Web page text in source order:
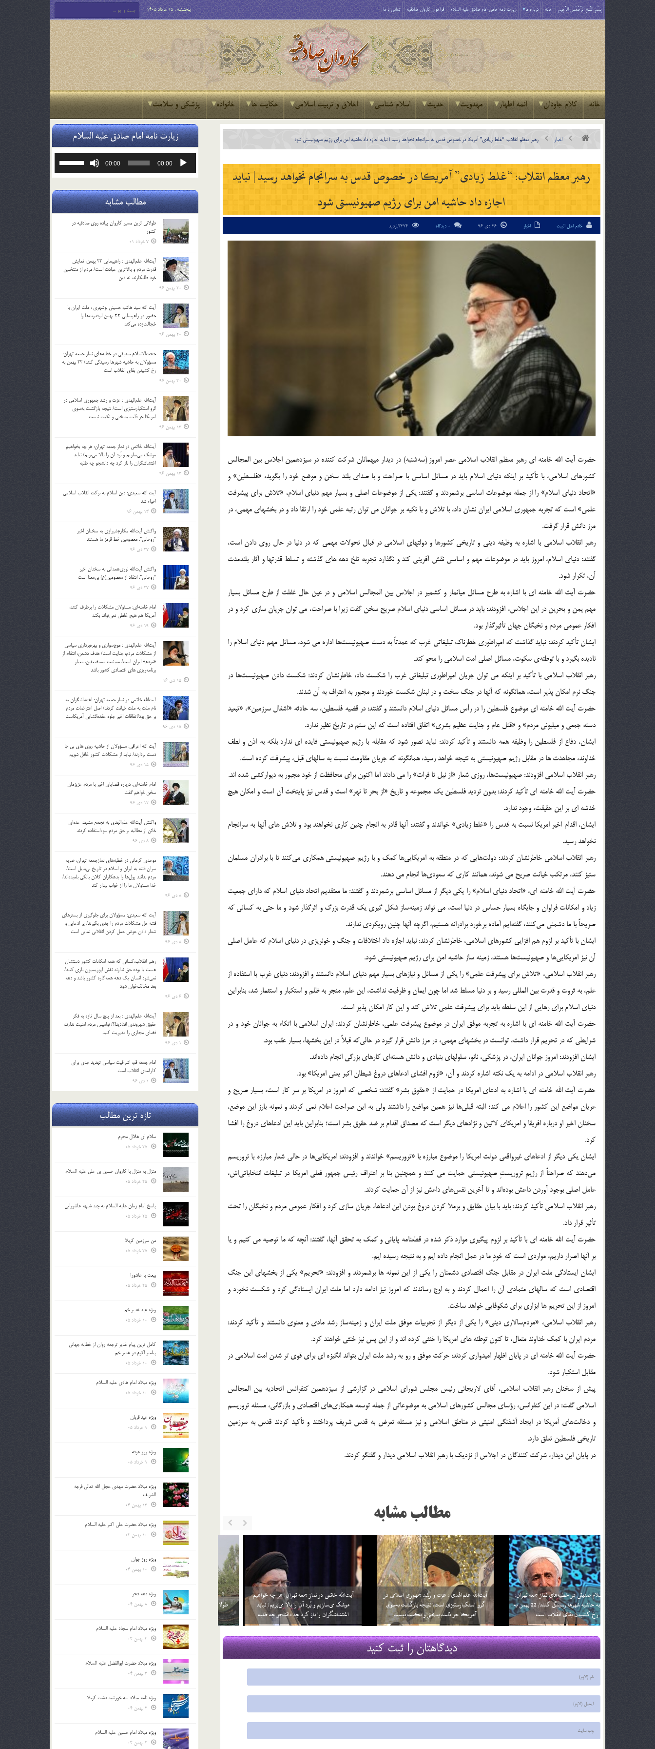
بِسْمِ اللَّـهِ الرَّحْمَـٰنِ الرَّحِيمِ خانه درباره ما زیارت نامه خاص امام صادق علیه السلام فراخوان کاروان صادقیه تماس با ما پنجشنبه , 15 مرداد 1405
خانه کلام جاودان ائمه اطهار مهدویت حدیث اسلام شناسی اخلاق و تربیت اسلامی حکایت ها خانواده پزشکی و سلامت
اخبار رهبر معظم انقلاب: “غلط زیادی” آمریکا در خصوص قدس به سرانجام نخواهد رسید | نباید اجازه داد حاشیه امن برای رژیم صهیونیستی شود
رهبر معظم انقلاب: “غلط زیادی” آمریکا در خصوص قدس به سرانجام نخواهد رسید | نباید
اجازه داد حاشیه امن برای رژیم صهیونیستی شود
خادم اهل البیت اخبار 0 دیدگاه
حضرت آیت الله خامنه ای رهبر معظم انقلاب اسلامی عصر امروز (سه‌شنبه) در دیدار میهمانان شرکت کننده در سیزدهمین اجلاس بین المجالس
کشورهای اسلامی، با تأکید بر اینکه دنیای اسلام باید در مسائل اساسی با صراحت و با صدای بلند سخن و موضع خود را بگوید، «فلسطین» و
«اتحاد دنیای اسلام» را از جمله موضوعات اساسی برشمردند و گفتند: یکی از موضوعات اصلی و بسیار مهم دنیای اسلام، «تلاش برای پیشرفت
علمی» است که تجربه جمهوری اسلامی ایران نشان داد، با تلاش و با تکیه بر جوانان می توان رتبه علمی خود را ارتقا داد و در بخشهای مهمی، در
مرز دانش قرار گرفت.
رهبر انقلاب اسلامی با اشاره به وظیفه دینی و تاریخی کشورها و دولتهای اسلامی در قبال تحولات مهمی که در دنیا در حال روی دادن است،
گفتند: دنیای اسلام، امروز باید در موضوعات مهم و اساسی نقش آفرینی کند و نگذارد تجربه تلخ دهه های گذشته و تسلط قدرتها و آثار بلندمدت
آن، تکرار شود.
حضرت آیت الله خامنه ای با اشاره به طرح مسائل میانمار و کشمیر در اجلاس بین المجالس اسلامی و در عین حال غفلت از طرح مسائل بسیار
مهم یمن و بحرین در این اجلاس، افزودند: باید در مسائل اساسی دنیای اسلام صریح سخن گفت زیرا با صراحت، می توان جریان سازی کرد و در
افکار عمومی مردم و نخبگان جهان تأثیرگذار بود.
ایشان تأکید کردند: نباید گذاشت که امپراطوری خطرناک تبلیغاتی غرب که عمدتاً به دست صهیونیست‌ها اداره می شود، مسائل مهم دنیای اسلام را
نادیده بگیرد و با توطئه‌ی سکوت، مسائل اصلی امت اسلامی را محو کند.
رهبر انقلاب اسلامی با تأکید بر اینکه می توان جریان امپراطوری تبلیغاتی غرب را شکست داد، خاطرنشان کردند: شکست دادن صهیونیست‌ها در
جنگ نرم امکان پذیر است، همانگونه که آنها در جنگ سخت و در لبنان شکست خوردند و مجبور به اعتراف به آن شدند.
حضرت آیت الله خامنه ای موضوع فلسطین را در رأس مسائل دنیای اسلام دانستند و گفتند: در قضیه فلسطین، سه حادثه «اشغال سرزمین»، «تبعید
دسته جمعی و میلیونی مردم» و «قتل عام و جنایت عظیم بشری» اتفاق افتاده است که این ستم در تاریخ نظیر ندارد.
ایشان، دفاع از فلسطین را وظیفه همه دانستند و تأکید کردند: نباید تصور شود که مقابله با رژیم صهیونیستی فایده ای ندارد بلکه به اذن و لطف
خداوند، مجاهدت ها در مقابل رژیم صهیونیستی به نتیجه خواهد رسید، همانگونه که جریان مقاومت نسبت به سالهای قبل، پیشرفت کرده است.
رهبر انقلاب اسلامی افزودند: صهیونیست‌ها، روزی شعار «از نیل تا فرات» را می دادند اما اکنون برای محافظت از خود مجبور به دیوارکشی شده اند.
حضرت آیت الله خامنه ای تأکید کردند: بدون تردید فلسطین یک مجموعه و تاریخ «از بحر تا نهر» است و قدس نیز پایتخت آن است و امکان هیچ
خدشه ای بر این حقیقت، وجود ندارد.
ایشان، اقدام اخیر امریکا نسبت به قدس را «غلط زیادی» خواندند و گفتند: آنها قادر به انجام چنین کاری نخواهند بود و تلاش های آنها به سرانجام
نخواهد رسید.
رهبر انقلاب اسلامی خاطرنشان کردند: دولت‌هایی که در منطقه به امریکایی‌ها کمک و با رژیم صهیونیستی همکاری می‌کنند تا با برادران مسلمان
ستیز کنند، مرتکب خیانت صریح می شوند، همانند کاری که سعودی‌ها انجام می دهند.
حضرت آیت الله خامنه ای، «اتحاد دنیای اسلام» را یکی دیگر از مسائل اساسی برشمردند و گفتند: ما معتقدیم اتحاد دنیای اسلام که دارای جمعیت
زیاد و امکانات فراوان و جایگاه بسیار حساس در دنیا است، می تواند زمینه‌ساز شکل گیری یک قدرت بزرگ و اثرگذار شود و ما حتی به کسانی که
صریحاً با ما دشمنی می‌کنند، گفته‌ایم آماده برخورد برادرانه هستیم، اگرچه آنها چنین رویکردی ندارند.
ایشان با تأکید بر لزوم هم افزایی کشورهای اسلامی، خاطرنشان کردند: نباید اجازه داد اختلافات و جنگ و خونریزی در دنیای اسلام که عامل اصلی
آن نیز امریکایی‌ها و صهیونیست‌ها هستند، زمینه ساز حاشیه امن برای رژیم صهیونیستی شود.
رهبر انقلاب اسلامی، «تلاش برای پیشرفت علمی» را یکی از مسائل و نیازهای بسیار مهم دنیای اسلام دانستند و افزودند: دنیای غرب با استفاده از
علم، به ثروت و قدرت بین المللی رسید و بر دنیا مسلط شد اما چون ایمان و ظرفیت نداشت، این علم، منجر به ظلم و استکبار و استثمار شد، بنابراین
دنیای اسلام برای رهایی از این سلطه باید برای پیشرفت علمی تلاش کند و این کار امکان پذیر است.
حضرت آیت الله خامنه ای با اشاره به تجربه موفق ایران در موضوع پیشرفت علمی، خاطرنشان کردند: ایران اسلامی با اتکاء به جوانان خود و در
شرایطی که در تحریم قرار داشت، توانست در بخشهای مهمی، در مرز دانش قرار گیرد در حالی‌که قبلاً در این بخشها، بسیار عقب بود.
ایشان افزودند: امروز جوانان ایران، در پزشکی، نانو، سلولهای بنیادی و دانش هسته‌ای کارهای بزرگی انجام داده‌اند.
رهبر انقلاب اسلامی در ادامه به یک نکته اشاره کردند و آن، «لزوم افشای ادعاهای دروغ شیطان اکبر یعنی امریکا» بود.
حضرت آیت الله خامنه ای با اشاره به ادعای امریکا در حمایت از «حقوق بشر» گفتند: شخصی که امروز در امریکا بر سر کار است، بسیار صریح و
عریان مواضع این کشور را اعلام می کند؛ البته قبلی‌ها نیز همین مواضع را داشتند ولی به این صراحت اعلام نمی کردند و نمونه بارز این موضع،
سخنان اخیر او درباره افریقا و امریکای لاتین و نژادهای دیگر است که مصداق اقدام بر ضد حقوق بشر است؛ بنابراین باید این ادعاهای دروغ را افشا
کرد.
ایشان یکی دیگر از ادعاهای غیرواقعی دولت امریکا را موضوع مبارزه با «تروریسم» خواندند و افزودند: امریکایی‌ها در حالی شعار مبارزه با تروریسم
می‌دهند که صراحتاً از رژیمِ تروریستِ صهیونیستی حمایت می کنند و همچنین بنا بر اعتراف رئیس جمهور فعلی امریکا در تبلیغات انتخاباتی‌اش،
عامل اصلی بوجود آوردن داعش بوده‌اند و تا آخرین نفس‌های داعش نیز از آن حمایت کردند.
رهبر انقلاب اسلامی تأکید کردند: باید با بیان حقایق و برملا کردن دروغ بودن این ادعاها، جریان سازی کرد و افکار عمومی مردم و نخبگان را تحت
تأثیر قرار داد.
حضرت آیت الله خامنه ای با تأکید بر لزوم پیگیری موارد ذکر شده در قطعنامه پایانی و کمک به تحقق آنها، گفتند: آنچه که ما توصیه می کنیم و یا
بر آنها اصرار داریم، مواردی است که خودِ ما در عمل انجام داده ایم و به نتیجه رسیده ایم.
ایشان ایستادگی ملت ایران در مقابل جنگ اقتصادی دشمنان را یکی از این نمونه ها برشمردند و افزودند: «تحریم» یکی از بخشهای این جنگ
اقتصادی است که سالهای متمادی آن را اعمال کردند و به اوج رساندند که امروز نیز ادامه دارد اما ملت ایران ایستادگی کرد و شکست نخورد و
امروز از این تحریم ها ابزاری برای شکوفایی خواهد ساخت.
رهبر انقلاب اسلامی، «مردم‌سالاری دینی» را یکی از دیگر از تجربیات موفق ملت ایران و زمینه‌ساز رشد مادی و معنوی دانستند و تأکید کردند:
مردم ایران با کمک خداوند متعال، تا کنون توطئه های امریکا را خنثی کرده اند و از این پس نیز خنثی خواهند کرد.
حضرت آیت الله خامنه ای در پایان اظهار امیدواری کردند: حرکت موفق و رو به رشد ملت ایران بتواند انگیزه ای برای قوی تر شدن امت اسلامی در
مقابل استکبار شود.
پیش از سخنان رهبر انقلاب اسلامی، آقای لاریجانی رئیس مجلس شورای اسلامی در گزارشی از سیزدهمین کنفرانس اتحادیه بین المجالس
اسلامی گفت: در این کنفرانس، رؤسای مجالس کشورهای اسلامی به موضوعاتی از جمله توسعه همکاری‌های اقتصادی و بازرگانی، مسئله تروریسم
و دخالت‌های آمریکا در ایجاد آشفتگی امنیتی در مناطق اسلامی و نیز مسئله تعرض به قدس شریف پرداختند و تأکید کردند قدس به سرزمین
تاریخی فلسطین تعلق دارد.
در پایان این دیدار، شرکت کنندگان در اجلاس از نزدیک با رهبر انقلاب اسلامی دیدار و گفتگو کردند.
مطالب مشابه
حجت‌الاسلام صدیقی در خطبه‌های نماز جمعه تهران:
مسؤولان به حاشیه شهرها رسیدگی کنند/ 22 بهمن به
رخ کشیدن بقای انقلاب است
20 بهمن 96
آیت‌الله علم‌الهدی : عزت و رشد جمهوری اسلامی در
گرو استکبارستیزی است/ نتیجه بازگشت به‌سوی
آمریکا جز ذلت، بدبختی و نکبت نیست
13 بهمن 96
آیت‌الله خاتمی در نماز جمعه تهران: هر چه بخواهیم
موشک می‌سازیم و بُرد آن را بالا می‌بریم/ نباید
اغتشاشگران را ناز کرد چه دانشجو چه طلبه
13 بهمن 96
دیدگاهتان را ثبت کنید
زیارت نامه امام صادق علیه السلام
پخش‌کننده
00:00
00:00
یا
صدا
کلیدهای
مطالب مشابه
طولانی ترین مسیر کاروان پیاده روی صادقیه در
کشور
7 خرداد 01
آیت‌الله علم‌الهدی : راهپیمایی 22 بهمن، نمایش
قدرت مردم و بالاترین عبادت است/ مردم از منتخبین
خود طلبکارند، نه دین
20 بهمن 96
آیت الله سید هاشم حسینی بوشهری : ملت ایران با
حضور در راهپیمایی ۲۲ بهمن ابرقدرت‌ها را
خجالت‌زده می‌کند
20 بهمن 96
حجت‌الاسلام صدیقی در خطبه‌های نماز جمعه تهران:
مسؤولان به حاشیه شهرها رسیدگی کنند/ 22 بهمن به
رخ کشیدن بقای انقلاب است
20 بهمن 96
آیت‌الله علم‌الهدی : عزت و رشد جمهوری اسلامی در
گرو استکبارستیزی است/ نتیجه بازگشت به‌سوی
آمریکا جز ذلت، بدبختی و نکبت نیست
13 بهمن 96
آیت‌الله خاتمی در نماز جمعه تهران: هر چه بخواهیم
موشک می‌سازیم و بُرد آن را بالا می‌بریم/ نباید
اغتشاشگران را ناز کرد چه دانشجو چه طلبه
13 بهمن 96
آیت الله سعیدی: دین اسلام به برکت انقلاب اسلامی
احیاء شد
13 بهمن 96
واکنش آیت‌الله مکارم‌شیرازی به سخنان اخیر
“روحانی”: معصومین خط قرمز ما هستند
27 دی 96
واکنش آیت‌الله نوری‌همدانی به سخنان اخیر
“روحانی”: انتقاد از معصومین(ع) بی‌معنا است
27 دی 96
امام خامنه‌ای: مسئولان مشکلات را برطرف کنند،
آمریکا هم هیچ غلطی نمی‌تواند بکند
19 دی 96
آیت‌الله علم‌الهدی : موج‌سواری و بهره‌برداری سیاسی
از مشکلات مردم، جنایت است/ هدف دشمن، انتقام از
«مردم» ایران است/ معیشت مستضعفین، معیار
برنامه‌ریزی های اقتصادی کشور باشد
15 دی 96
آیت‌الله خاتمی در نماز جمعه تهران: اغتشاشگران به
نام ملت به ملت خیانت کردند/ اصل اعتراضات مردم
بر حق بود/اتفاقات اخیر جلوه عقده‌گشایی آمریکاست
15 دی 96
آیت الله اعرافی: مسؤولان از حاشیه روی های بی جا
دست بردارند/ نباید از مشکلات کشور غافل شویم
15 دی 96
امام خامنه‌ای: درباره قضایای اخیر با مردم عزیزمان
سخن خواهم گفت
12 دی 96
واکنش آیت‌الله علم‌الهدی به تجمع مشهد: عده‌ای
خائن از مطالبه بر حق مردم سوءاستفاده کردند
8 دی 96
موحدی کرمانی در خطبه‌های نمازجمعه تهران: ضربه‌
سران فتنه به ایران و اسلام در تاریخ بی‌بدیل است/
مردم بدانند پول‌ها را بدهکاران کلان بانکی بلعیده‌اند/
خدا مسئولان ما را از خواب بیدار کند
8 دی 96
آیت الله سعیدی: مسؤولان برای جلوگیری از بسترهای
فتنه حل مشکلات مردم را جدی بگیرند/ پر ادعایی و
شعار دادن عوض عمل کردن انقلابی نمایی است
8 دی 96
رهبر انقلاب:کسانی که همه امکانات کشور دستشان
هست یا بوده حق ندارند نقش اپوزیسیون بازی کنند/
نمی‌شود انسان یک‌ دهه همه‌کاره کشور باشد و دهه
بعد مخالف‌خوان شود
6 دی 96
آیت‌الله علم‌الهدی : بعد از پنج سال تازه به فکر
حقوق شهروندی افتادید!؟/ نوامیس مردم امنیت ندارند،
فضای مجازی را مدیریت کنید
1 دی 96
امام جمعه قم: اشرافیت سیاسی تهدید جدی برای
کارآمدی انقلاب است
1 دی 96
تازه ترین مطالب
سلام ای هلال محرم
منزل به منزل با کاروان حسین بن علی علیه السلام
پاسخ امام زمان علیه السلام به چند شبهه عاشورایی
من سرزمین کربلا
بیعت با عاشورا
ویژه عید غدیر خم
کامل ترین پیام غدیر ترجمه روان از خطابه جهانی
پیامبر اکرم در غدیر خم
ویژه میلاد امام هادی علیه السلام
ویژه عید قربان
ویژه روز عرفه
ویژه میلاد حضرت مهدی عجل الله تعالی فرجه
الشريف
ویژه میلاد حضرت علی اکبر علیه السلام
ویژه روز جوان
ویژه دهه فجر
ویژه میلاد امام سجاد علیه السلام
ویژه میلاد حضرت ابوالفضل علیه السلام
ویژه نامه میلاد سه خورشید دشت کربلا
ویژه میلاد امام حسین علیه السلام